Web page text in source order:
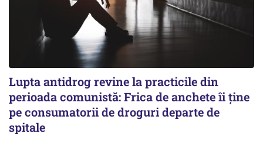
Lupta antidrog revine la practicile din
perioada comunistă: Frica de anchete îi ține
pe consumatorii de droguri departe de
spitale